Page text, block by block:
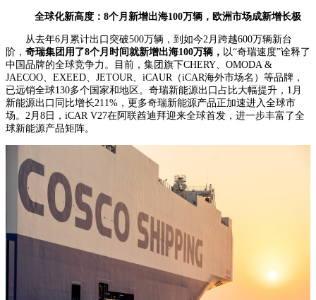
全球化新高度：8个月新增出海100万辆，欧洲市场成新增长极
从去年6月累计出口突破500万辆，到如今2月跨越600万辆新台
阶， 奇瑞集团用了8个月时间就新增出海100万辆， 以“奇瑞速度”诠释了
中国品牌的全球竞争力。目前，集团旗下CHERY、OMODA &
JAECOO、EXEED、JETOUR、 iCAUR（iCAR海外市场名）等品牌，
已远销全球130多个国家和地区。奇瑞新能源出口占比大幅提升，1月
新能源出口同比增长211%，更多奇瑞新能源产品正加速进入全球市
场。2月8日，iCAR V27在阿联酋迪拜迎来全球首发，进一步丰富了全
球新能源产品矩阵。